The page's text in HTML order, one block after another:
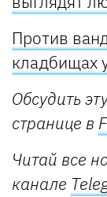
Против
кладбищах
Обсудить
странице в
Читай все
канале